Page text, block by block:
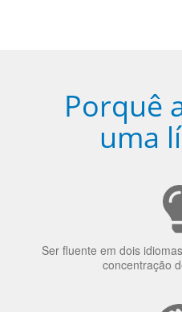
Porquê
uma
concentração